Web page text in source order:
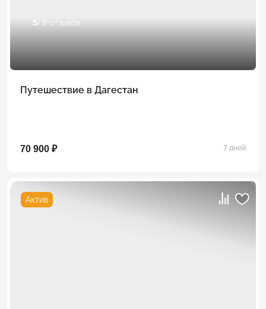
5/ 9 отзывов
Путешествие в Дагестан
70 900 ₽ 7 дней
Актив